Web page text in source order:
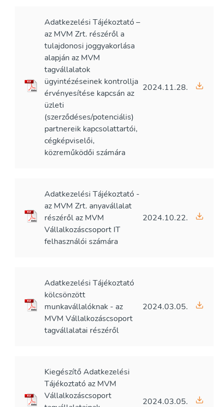
Adatkezelési Tájékoztató –
az MVM Zrt. részéről a
tulajdonosi joggyakorlása
alapján az MVM
tagvállalatok
ügyintézéseinek kontrollja
érvényesítése kapcsán az
üzleti
(szerződéses/potenciális)
partnereik kapcsolattartói,
cégképviselői,
közreműködői számára
2024.11.28.
Adatkezelési Tájékoztató -
az MVM Zrt. anyavállalat
részéről az MVM
Vállalkozáscsoport IT
felhasználói számára
2024.10.22.
Adatkezelési Tájékoztató
kölcsönzött
munkavállalóknak - az
MVM Vállalkozáscsoport
tagvállalatai részéről
2024.03.05.
Kiegészítő Adatkezelési
Tájékoztató az MVM
Vállalkozáscsoport
2024.03.05.